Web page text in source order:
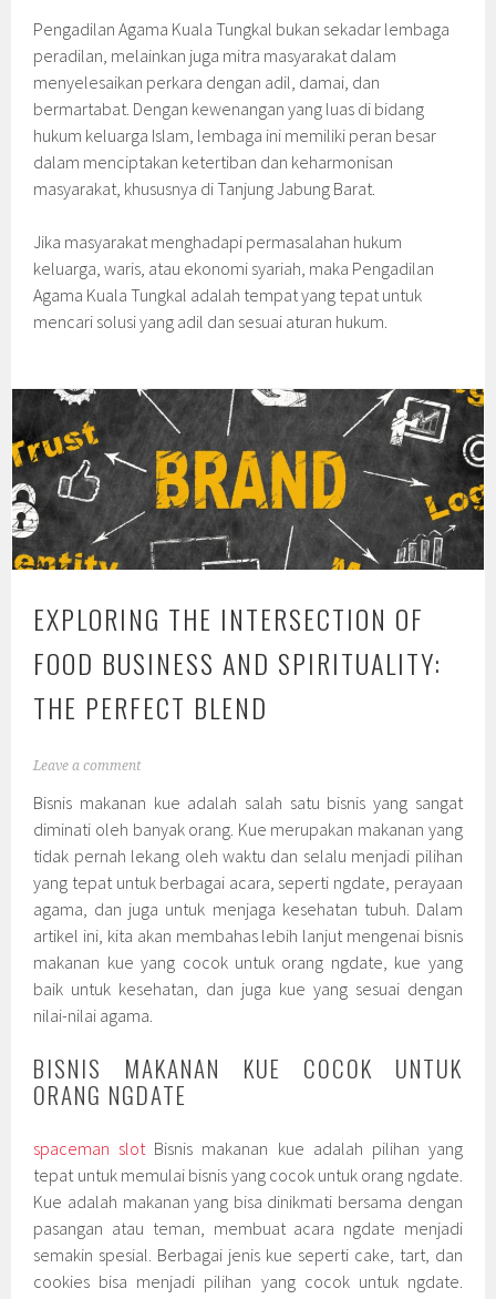
Pengadilan Agama Kuala Tungkal bukan sekadar lembaga
peradilan, melainkan juga mitra masyarakat dalam
menyelesaikan perkara dengan adil, damai, dan
bermartabat. Dengan kewenangan yang luas di bidang
hukum keluarga Islam, lembaga ini memiliki peran besar
dalam menciptakan ketertiban dan keharmonisan
masyarakat, khususnya di Tanjung Jabung Barat.
Jika masyarakat menghadapi permasalahan hukum
keluarga, waris, atau ekonomi syariah, maka Pengadilan
Agama Kuala Tungkal adalah tempat yang tepat untuk
mencari solusi yang adil dan sesuai aturan hukum.
EXPLORING THE INTERSECTION OF
FOOD BUSINESS AND SPIRITUALITY:
THE PERFECT BLEND
Leave a comment
Bisnis makanan kue adalah salah satu bisnis yang sangat
diminati oleh banyak orang. Kue merupakan makanan yang
tidak pernah lekang oleh waktu dan selalu menjadi pilihan
yang tepat untuk berbagai acara, seperti ngdate, perayaan
agama, dan juga untuk menjaga kesehatan tubuh. Dalam
artikel ini, kita akan membahas lebih lanjut mengenai bisnis
makanan kue yang cocok untuk orang ngdate, kue yang
baik untuk kesehatan, dan juga kue yang sesuai dengan
nilai-nilai agama.
BISNIS MAKANAN KUE COCOK UNTUK
ORANG NGDATE
spaceman slot Bisnis makanan kue adalah pilihan yang
tepat untuk memulai bisnis yang cocok untuk orang ngdate.
Kue adalah makanan yang bisa dinikmati bersama dengan
pasangan atau teman, membuat acara ngdate menjadi
semakin spesial. Berbagai jenis kue seperti cake, tart, dan
cookies bisa menjadi pilihan yang cocok untuk ngdate.